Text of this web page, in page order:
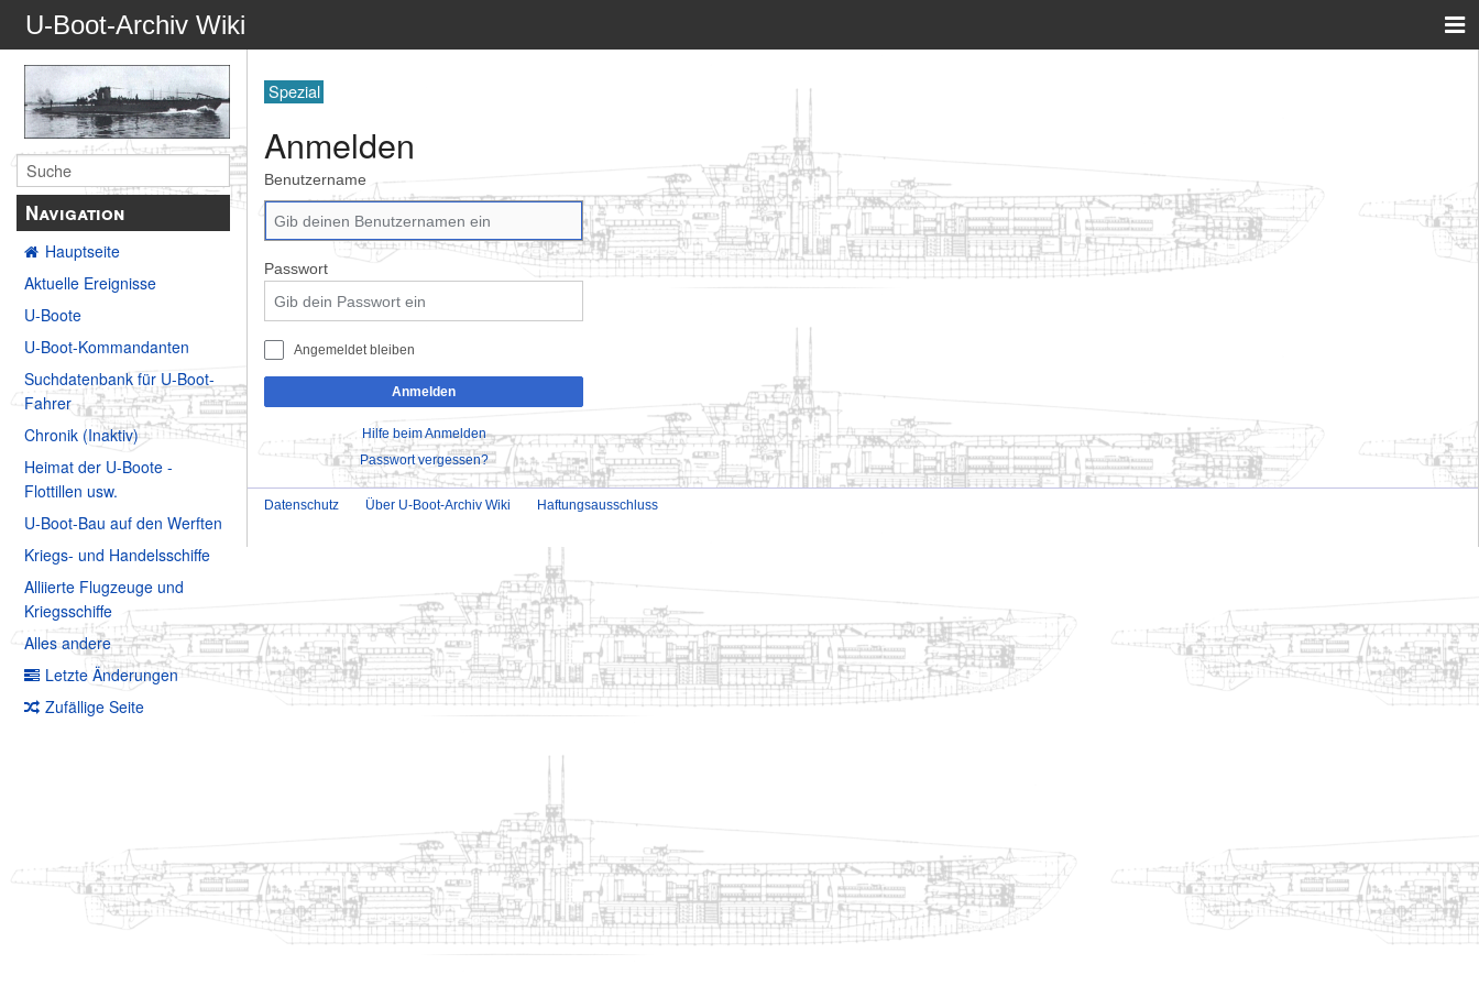
U-Boot-Archiv Wiki
Navigation
Hauptseite
Aktuelle Ereignisse
U-Boote
U-Boot-Kommandanten
Suchdatenbank für U-Boot-
Fahrer
Chronik (Inaktiv)
Heimat der U-Boote -
Flottillen usw.
U-Boot-Bau auf den Werften
Kriegs- und Handelsschiffe
Alliierte Flugzeuge und
Kriegsschiffe
Alles andere
Letzte Änderungen
Zufällige Seite
Spezial
Anmelden
Benutzername
Passwort
Angemeldet bleiben
Anmelden
Hilfe beim Anmelden
Passwort vergessen?
Datenschutz Über U-Boot-Archiv Wiki Haftungsausschluss